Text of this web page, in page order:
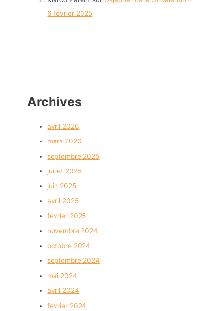
6 février 2025
Archives
avril 2026
mars 2026
septembre 2025
juillet 2025
juin 2025
avril 2025
février 2025
novembre 2024
octobre 2024
septembre 2024
mai 2024
avril 2024
février 2024